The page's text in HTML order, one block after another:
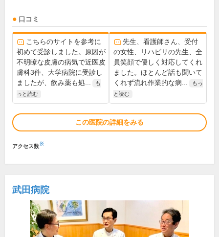
口コミ
こちらのサイトを参考に
初めて受診しました。原因が
不明瞭な皮膚の病気で近医皮
膚科3件、大学病院に受診し
ましたが、飲み薬も処...
も
っと読む
先生、看護師さん、受付
の女性、リハビリの先生、全
員笑顔で優しく対応してくれ
ました。ほとんど話も聞いて
くれず流れ作業的な病...
もっ
と読む
この医院の詳細をみる
アクセス数※
武田病院